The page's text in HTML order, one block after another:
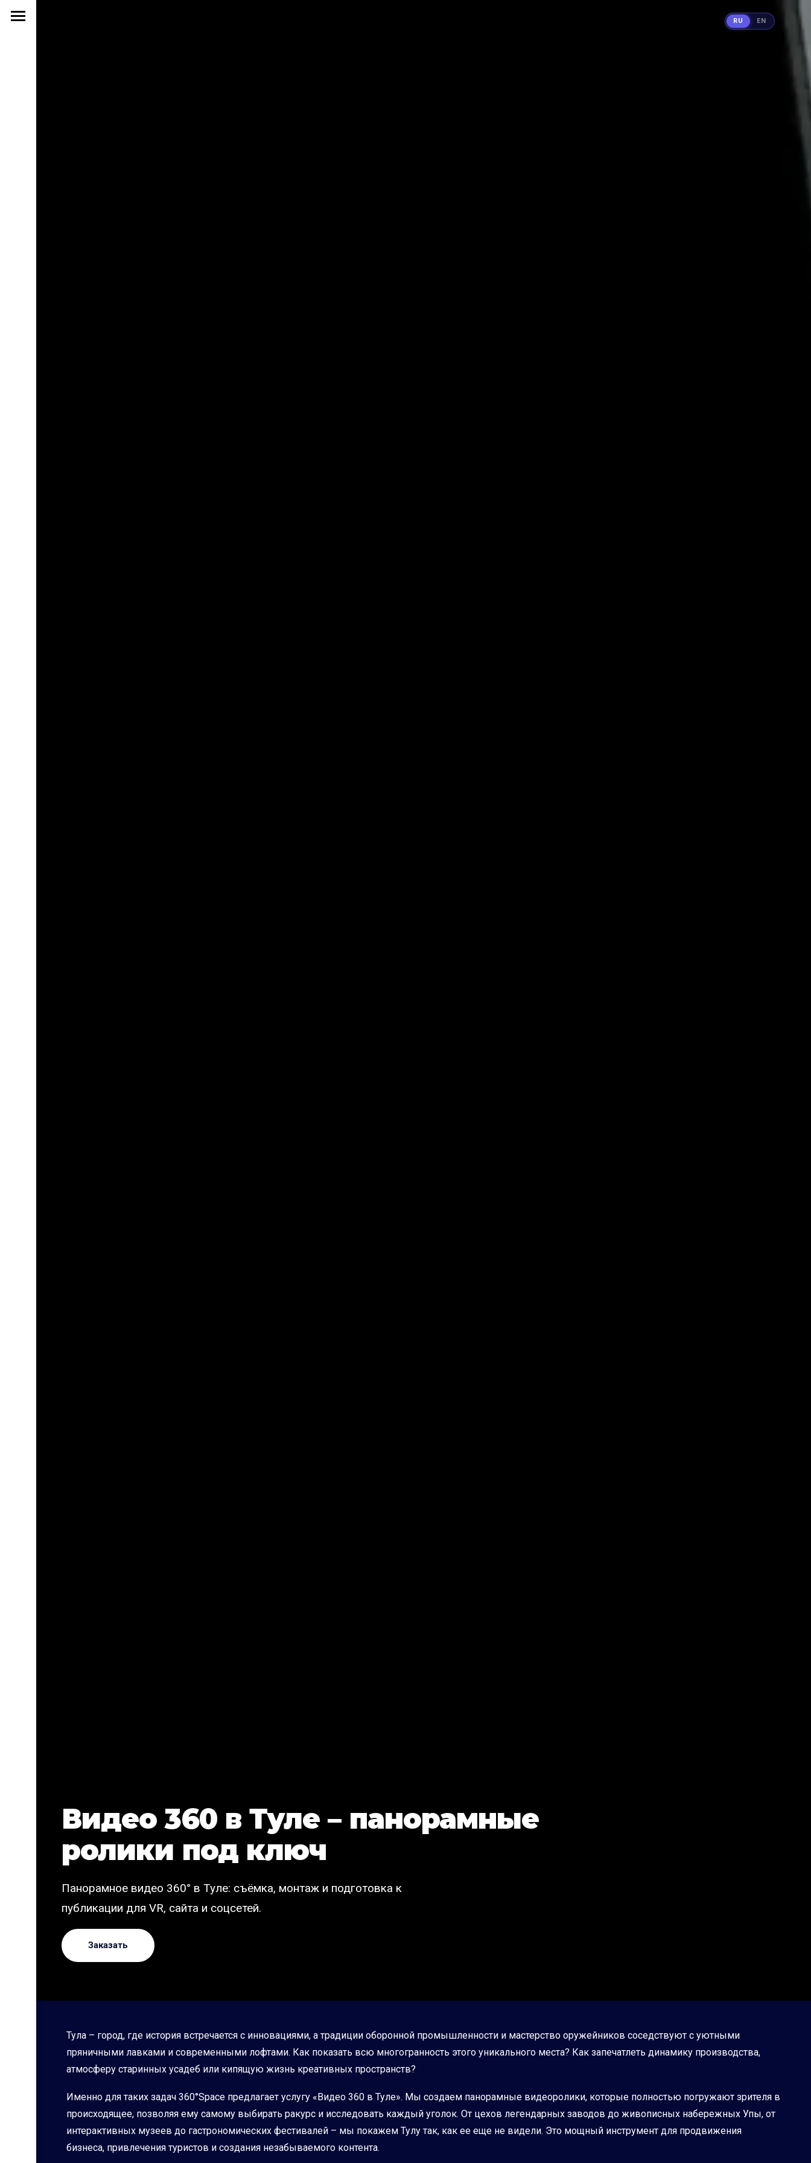
Видео 360 в Туле – панорамные
ролики под ключ
Панорамное видео 360° в Туле: съёмка, монтаж и подготовка к
публикации для VR, сайта и соцсетей.
Заказать
Тула – город, где история встречается с инновациями, а традиции оборонной промышленности и мастерство оружейников соседствуют с уютными
пряничными лавками и современными лофтами. Как показать всю многогранность этого уникального места? Как запечатлеть динамику производства,
атмосферу старинных усадеб или кипящую жизнь креативных пространств?
Именно для таких задач 360°Space предлагает услугу «Видео 360 в Туле». Мы создаем панорамные видеоролики, которые полностью погружают зрителя в
происходящее, позволяя ему самому выбирать ракурс и исследовать каждый уголок. От цехов легендарных заводов до живописных набережных Упы, от
интерактивных музеев до гастрономических фестивалей – мы покажем Тулу так, как ее еще не видели. Это мощный инструмент для продвижения
бизнеса, привлечения туристов и создания незабываемого контента.
RU EN